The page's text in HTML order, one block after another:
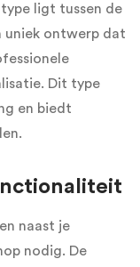
ligt tussen de
uniek ontwerp dat
Dit type
en biedt
naast je
nodig. De